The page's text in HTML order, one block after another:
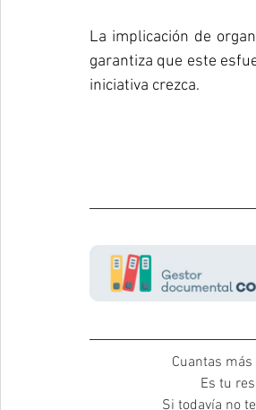
La implicación de
garantiza que este
iniciativa crezca.
Cuantas
Es tu
Si todavía no